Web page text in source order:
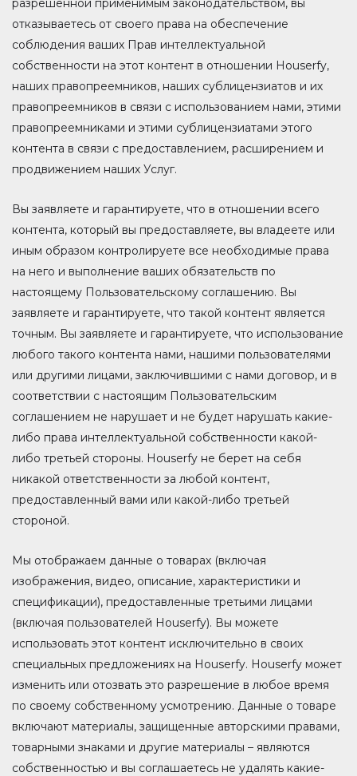
разрешенной применимым законодательством, вы
отказываетесь от своего права на обеспечение
соблюдения ваших Прав интеллектуальной
собственности на этот контент в отношении Houserfy,
наших правопреемников, наших сублицензиатов и их
правопреемников в связи с использованием нами, этими
правопреемниками и этими сублицензиатами этого
контента в связи с предоставлением, расширением и
продвижением наших Услуг.
Вы заявляете и гарантируете, что в отношении всего
контента, который вы предоставляете, вы владеете или
иным образом контролируете все необходимые права
на него и выполнение ваших обязательств по
настоящему Пользовательскому соглашению. Вы
заявляете и гарантируете, что такой контент является
точным. Вы заявляете и гарантируете, что использование
любого такого контента нами, нашими пользователями
или другими лицами, заключившими с нами договор, и в
соответствии с настоящим Пользовательским
соглашением не нарушает и не будет нарушать какие-
либо права интеллектуальной собственности какой-
либо третьей стороны. Houserfy не берет на себя
никакой ответственности за любой контент,
предоставленный вами или какой-либо третьей
стороной.
Мы отображаем данные о товарах (включая
изображения, видео, описание, характеристики и
спецификации), предоставленные третьими лицами
(включая пользователей Houserfy). Вы можете
использовать этот контент исключительно в своих
специальных предложениях на Houserfy. Houserfy может
изменить или отозвать это разрешение в любое время
по своему собственному усмотрению. Данные о товаре
включают материалы, защищенные авторскими правами,
товарными знаками и другие материалы – являются
собственностью и вы соглашаетесь не удалять какие-